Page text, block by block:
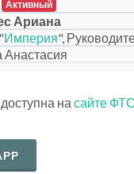
Активный
Ариана
Империя",
на сайте